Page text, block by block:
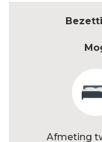
Afmeting